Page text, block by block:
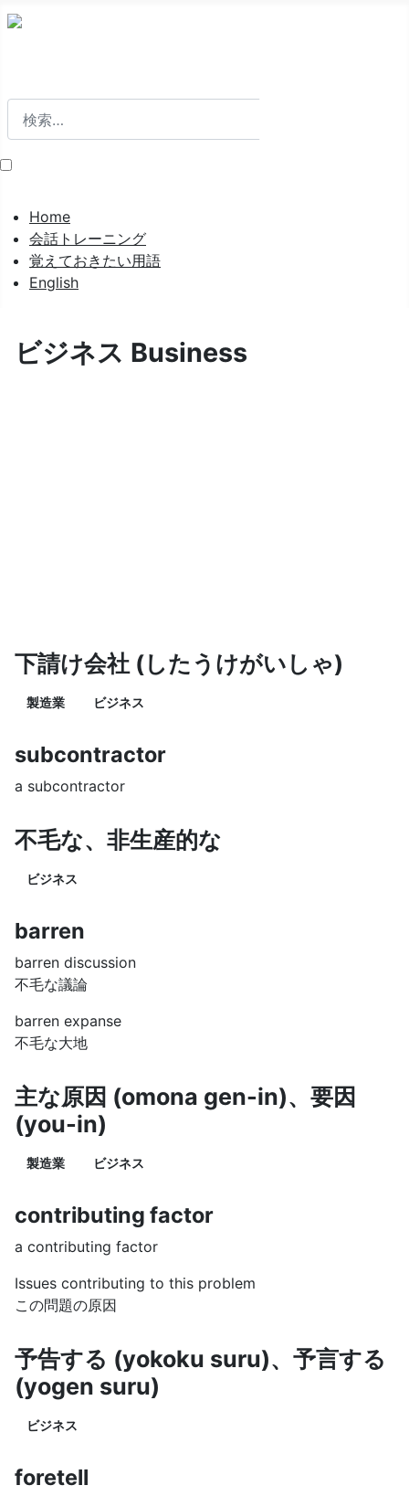
Home
会話トレーニング
覚えておきたい用語
English
ビジネス Business
下請け会社 (したうけがいしゃ)
製造業 ビジネス
subcontractor
a subcontractor
不毛な、非生産的な
ビジネス
barren
barren discussion
不毛な議論
barren expanse
不毛な大地
主な原因 (omona gen-in)、要因
(you-in)
製造業 ビジネス
contributing factor
a contributing factor
Issues contributing to this problem
この問題の原因
予告する (yokoku suru)、予言する
(yogen suru)
ビジネス
foretell